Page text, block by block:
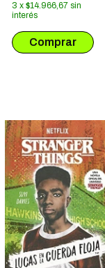
3 x $14.966,67 sin
interés